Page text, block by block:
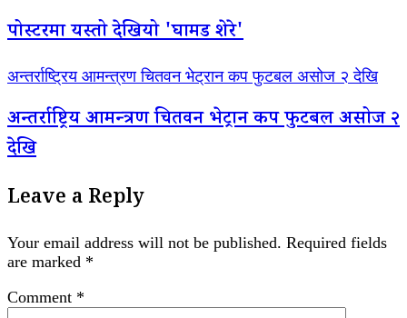
पोस्टरमा यस्तो देखियो 'घामड शेरे'
अन्तर्राष्ट्रिय आमन्त्रण चितवन भेट्रान कप फुटबल असोज २ देखि
अन्तर्राष्ट्रिय आमन्त्रण चितवन भेट्रान कप फुटबल असोज २
देखि
Leave a Reply
Your email address will not be published. Required fields
are marked *
Comment *